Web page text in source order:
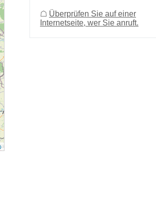
☖ Überprüfen Sie auf einer
Internetseite, wer Sie anruft.